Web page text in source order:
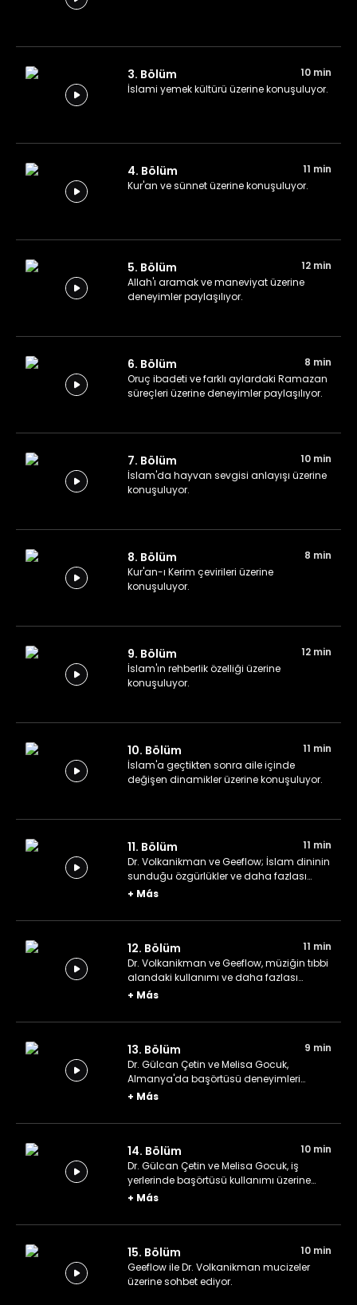
3. Bölüm
10 min
İslami yemek kültürü üzerine konuşuluyor.
4. Bölüm
11 min
Kur'an ve sünnet üzerine konuşuluyor.
5. Bölüm
12 min
Allah'ı aramak ve maneviyat üzerine
deneyimler paylaşılıyor.
6. Bölüm
8 min
Oruç ibadeti ve farklı aylardaki Ramazan
süreçleri üzerine deneyimler paylaşılıyor.
7. Bölüm
10 min
İslam'da hayvan sevgisi anlayışı üzerine
konuşuluyor.
8. Bölüm
8 min
Kur'an-ı Kerim çevirileri üzerine
konuşuluyor.
9. Bölüm
12 min
İslam'ın rehberlik özelliği üzerine
konuşuluyor.
10. Bölüm
11 min
İslam'a geçtikten sonra aile içinde
değişen dinamikler üzerine konuşuluyor.
11. Bölüm
11 min
Dr. Volkanikman ve Geeflow; İslam dininin
sunduğu özgürlükler ve daha fazlası
üzerine sade bir sohbet gerçekleştiriyor.
+ Más
12. Bölüm
11 min
Dr. Volkanikman ve Geeflow, müziğin tıbbi
alandaki kullanımı ve daha fazlası
üzerine konuşuyor.
+ Más
13. Bölüm
9 min
Dr. Gülcan Çetin ve Melisa Gocuk,
Almanya'da başörtüsü deneyimleri
üzerine konuşuyorlar.
+ Más
14. Bölüm
10 min
Dr. Gülcan Çetin ve Melisa Gocuk, iş
yerlerinde başörtüsü kullanımı üzerine
konuşuyorlar.
+ Más
15. Bölüm
10 min
Geeflow ile Dr. Volkanikman mucizeler
üzerine sohbet ediyor.